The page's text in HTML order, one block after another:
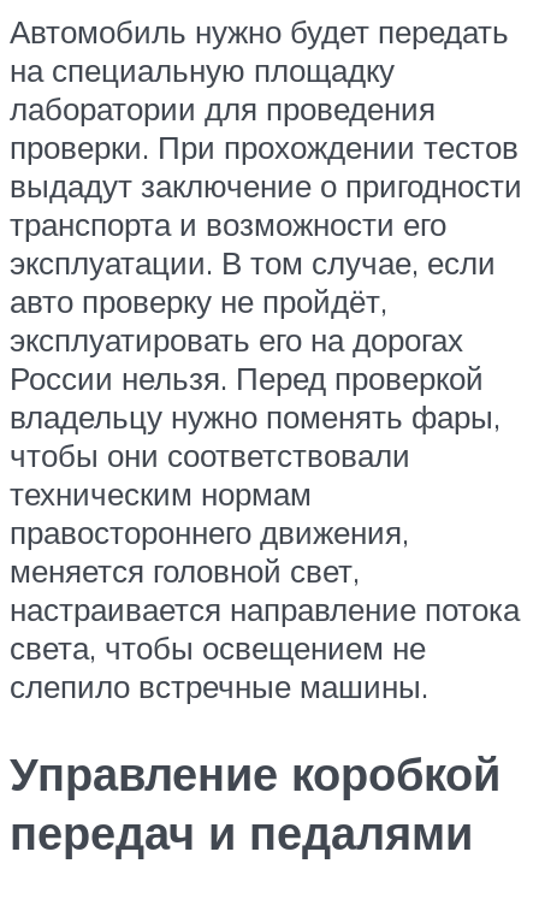
Автомобиль нужно будет передать
на специальную площадку
лаборатории для проведения
проверки. При прохождении тестов
выдадут заключение о пригодности
транспорта и возможности его
эксплуатации. В том случае, если
авто проверку не пройдёт,
эксплуатировать его на дорогах
России нельзя. Перед проверкой
владельцу нужно поменять фары,
чтобы они соответствовали
техническим нормам
правостороннего движения,
меняется головной свет,
настраивается направление потока
света, чтобы освещением не
слепило встречные машины.
Управление коробкой
передач и педалями